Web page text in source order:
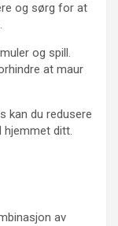
og sørg for at
og spill.
at maur
kan du redusere
hjemmet ditt.
av